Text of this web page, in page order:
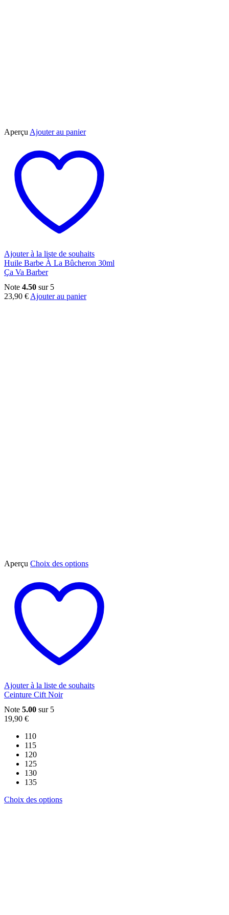
Aperçu Ajouter au panier
Ajouter à la liste de souhaits
Huile Barbe À La Bûcheron 30ml
Ça Va Barber
Note 4.50 sur 5
23,90 € Ajouter au panier
Aperçu Choix des optionsCe
plusieurs
variations.
Les
options
peuvent
être
choisies
du
produit
Ajouter à la liste de souhaits
Ceinture Cift Noir
Note 5.00 sur 5
19,90 €
110
115
120
125
130
135
Choix des optionsCe